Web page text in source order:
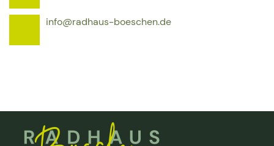
info@radhaus-boeschen.de